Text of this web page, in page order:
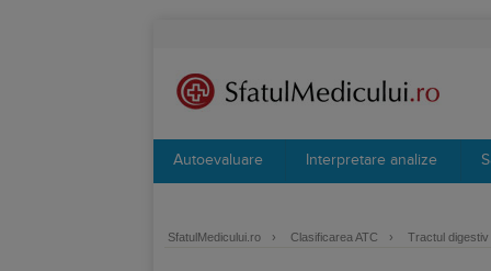
Autoevaluare Interpretare analize
SfatulMedicului.ro › Clasificarea ATC › Tractul